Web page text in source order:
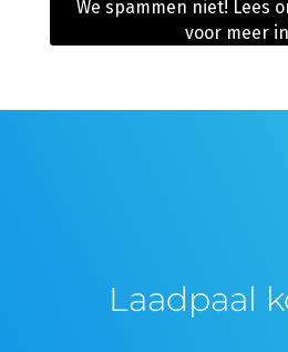
We spammen niet! Lees
voor meer
Laadpaal